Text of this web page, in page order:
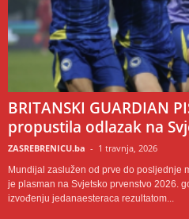
BRITANSKI GUARDIAN
propustila odlazak na
ZASREBRENICU.ba - 1 travnja, 2026
Mundijal zaslužen od prve do posljednje
je plasman na Svjetsko prvenstvo 2026.
izvođenju jedanaesteraca rezultatom...